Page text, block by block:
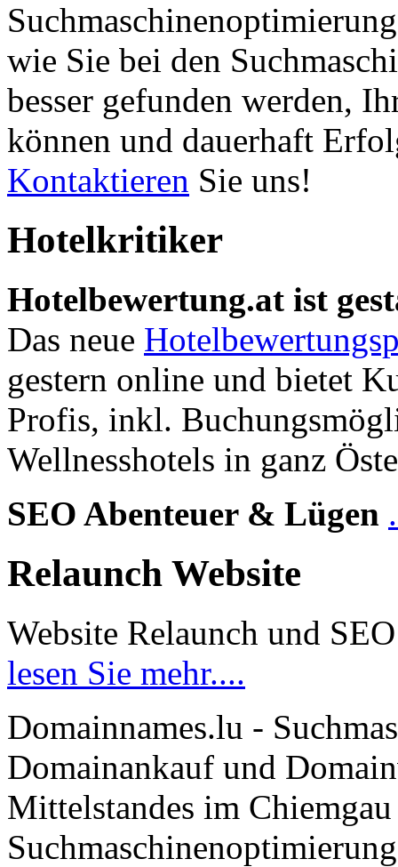
wie Sie bei den
besser gefunden werden,
können und dauerhaft
Kontaktieren Sie uns!
Hotelkritiker
Hotelbewertung.at ist
Das neue
gestern online und bietet
Profis, inkl.
Wellnesshotels in ganz
SEO Abenteuer & Lügen
Relaunch Website
Website Relaunch und SEO
lesen Sie mehr....
Domainnames.lu -
Domainankauf und
Mittelstandes im
Suchmaschinenoptimierung